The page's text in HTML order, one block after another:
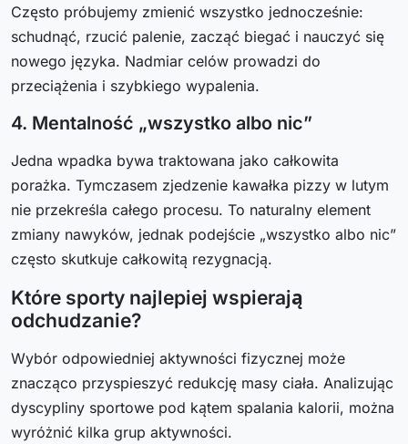
Często próbujemy zmienić wszystko jednocześnie:
schudnąć, rzucić palenie, zacząć biegać i nauczyć się
nowego języka. Nadmiar celów prowadzi do
przeciążenia i szybkiego wypalenia.
4. Mentalność „wszystko albo nic”
Jedna wpadka bywa traktowana jako całkowita
porażka. Tymczasem zjedzenie kawałka pizzy w lutym
nie przekreśla całego procesu. To naturalny element
zmiany nawyków, jednak podejście „wszystko albo nic”
często skutkuje całkowitą rezygnacją.
Które sporty najlepiej wspierają
odchudzanie?
Wybór odpowiedniej aktywności fizycznej może
znacząco przyspieszyć redukcję masy ciała. Analizując
dyscypliny sportowe pod kątem spalania kalorii, można
wyróżnić kilka grup aktywności.